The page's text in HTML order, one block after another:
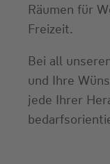
Räumen für
Freizeit.
Bei all
und Ihre
jede Ihrer